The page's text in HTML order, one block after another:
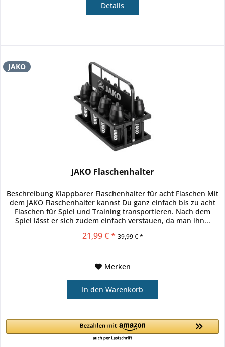
Details
JAKO
JAKO Flaschenhalter
Beschreibung Klappbarer Flaschenhalter für acht Flaschen Mit
dem JAKO Flaschenhalter kannst Du ganz einfach bis zu acht
Flaschen für Spiel und Training transportieren. Nach dem
Spiel lässt er sich zudem einfach verstauen, da man ihn...
21,99 € * 39,99 € *
Merken
In den Warenkorb